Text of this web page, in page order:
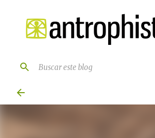
Ir al contenido principal